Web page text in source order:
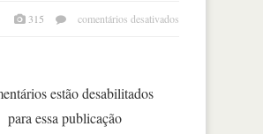
315 comentários desativados
estão desabilitados
para essa publicação